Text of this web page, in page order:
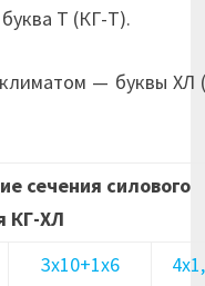
Т (КГ-Т).
— буквы ХЛ
сечения силового
КГ-ХЛ
3х10+1х6